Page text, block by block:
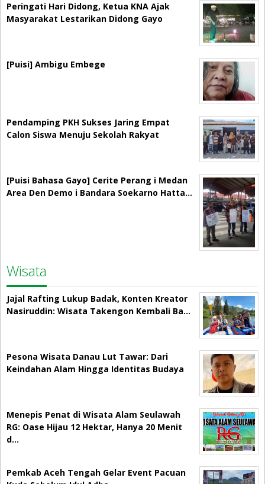
Peringati Hari Didong, Ketua KNA Ajak
Masyarakat Lestarikan Didong Gayo
[Puisi] Ambigu Embege
Pendamping PKH Sukses Jaring Empat
Calon Siswa Menuju Sekolah Rakyat
[Puisi Bahasa Gayo] Cerite Perang i Medan
Area Den Demo i Bandara Soekarno Hatta…
Wisata
Jajal Rafting Lukup Badak, Konten Kreator
Nasiruddin: Wisata Takengon Kembali Ba…
Pesona Wisata Danau Lut Tawar: Dari
Keindahan Alam Hingga Identitas Budaya
Menepis Penat di Wisata Alam Seulawah
RG: Oase Hijau 12 Hektar, Hanya 20 Menit
d…
Pemkab Aceh Tengah Gelar Event Pacuan